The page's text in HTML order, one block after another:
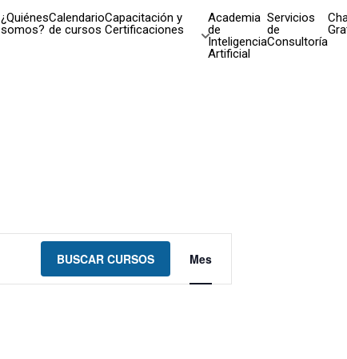
¿Quiénes
somos?
Calendario
de cursos
Capacitación y
Certificaciones
Academia
de
Inteligencia
Artificial
Servicios
de
Consultoría
BUSCAR CURSOS Mes